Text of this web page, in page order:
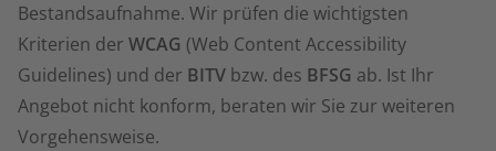
Bestandsaufnahme. Wir prüfen die wichtigsten
Kriterien der WCAG (Web Content Accessibility
Guidelines) und der BITV bzw. des BFSG ab. Ist Ihr
Angebot nicht konform, beraten wir Sie zur weiteren
Vorgehensweise.